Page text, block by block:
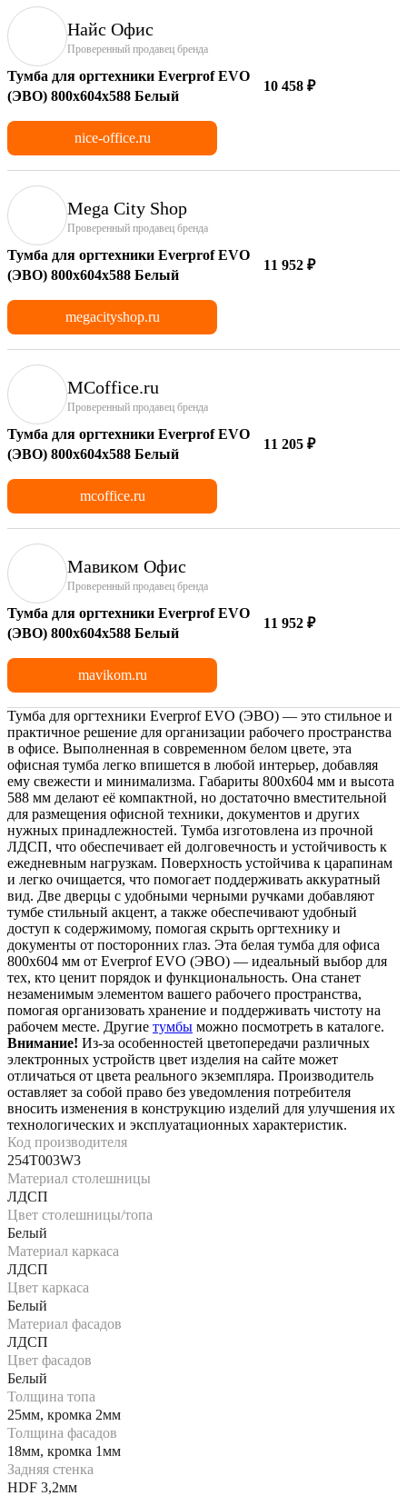
Найс Офис
Проверенный продавец бренда
Тумба для оргтехники Everprof EVO
(ЭВО) 800х604x588 Белый
10 458 ₽
nice-office.ru
Mega City Shop
Проверенный продавец бренда
Тумба для оргтехники Everprof EVO
(ЭВО) 800х604x588 Белый
11 952 ₽
megacityshop.ru
MCoffice.ru
Проверенный продавец бренда
Тумба для оргтехники Everprof EVO
(ЭВО) 800х604x588 Белый
11 205 ₽
mcoffice.ru
Мавиком Офис
Проверенный продавец бренда
Тумба для оргтехники Everprof EVO
(ЭВО) 800х604x588 Белый
11 952 ₽
mavikom.ru
Тумба для оргтехники Everprof EVO (ЭВО) — это стильное и
практичное решение для организации рабочего пространства
в офисе. Выполненная в современном белом цвете, эта
офисная тумба легко впишется в любой интерьер, добавляя
ему свежести и минимализма. Габариты 800х604 мм и высота
588 мм делают её компактной, но достаточно вместительной
для размещения офисной техники, документов и других
нужных принадлежностей. Тумба изготовлена из прочной
ЛДСП, что обеспечивает ей долговечность и устойчивость к
ежедневным нагрузкам. Поверхность устойчива к царапинам
и легко очищается, что помогает поддерживать аккуратный
вид. Две дверцы с удобными черными ручками добавляют
тумбе стильный акцент, а также обеспечивают удобный
доступ к содержимому, помогая скрыть оргтехнику и
документы от посторонних глаз. Эта белая тумба для офиса
800х604 мм от Everprof EVO (ЭВО) — идеальный выбор для
тех, кто ценит порядок и функциональность. Она станет
незаменимым элементом вашего рабочего пространства,
помогая организовать хранение и поддерживать чистоту на
рабочем месте. Другие тумбы можно посмотреть в каталоге.
Внимание! Из-за особенностей цветопередачи различных
электронных устройств цвет изделия на сайте может
отличаться от цвета реального экземпляра. Производитель
оставляет за собой право без уведомления потребителя
вносить изменения в конструкцию изделий для улучшения их
технологических и эксплуатационных характеристик.
Код производителя
254T003W3
Материал столешницы
ЛДСП
Цвет столешницы/топа
Белый
Материал каркаса
ЛДСП
Цвет каркаса
Белый
Материал фасадов
ЛДСП
Цвет фасадов
Белый
Толщина топа
25мм, кромка 2мм
Толщина фасадов
18мм, кромка 1мм
Задняя стенка
HDF 3,2мм